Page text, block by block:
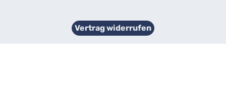
Vertrag widerrufen